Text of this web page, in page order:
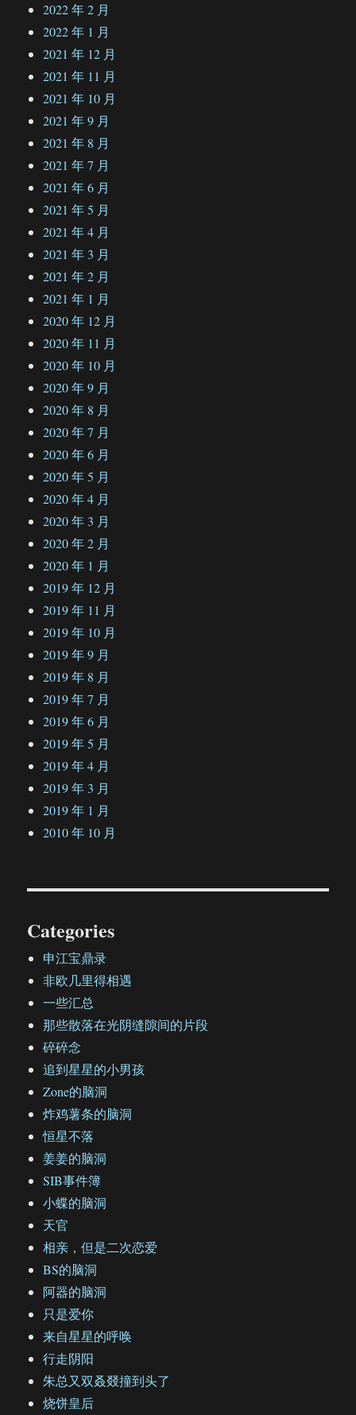
2022 年 2 月
2022 年 1 月
2021 年 12 月
2021 年 11 月
2021 年 10 月
2021 年 9 月
2021 年 8 月
2021 年 7 月
2021 年 6 月
2021 年 5 月
2021 年 4 月
2021 年 3 月
2021 年 2 月
2021 年 1 月
2020 年 12 月
2020 年 11 月
2020 年 10 月
2020 年 9 月
2020 年 8 月
2020 年 7 月
2020 年 6 月
2020 年 5 月
2020 年 4 月
2020 年 3 月
2020 年 2 月
2020 年 1 月
2019 年 12 月
2019 年 11 月
2019 年 10 月
2019 年 9 月
2019 年 8 月
2019 年 7 月
2019 年 6 月
2019 年 5 月
2019 年 4 月
2019 年 3 月
2019 年 1 月
2010 年 10 月
Categories
申江宝鼎录
非欧几里得相遇
一些汇总
那些散落在光阴缝隙间的片段
碎碎念
追到星星的小男孩
Zone的脑洞
炸鸡薯条的脑洞
恒星不落
姜姜的脑洞
SIB事件簿
小蝶的脑洞
天官
相亲，但是二次恋爱
BS的脑洞
阿器的脑洞
只是爱你
来自星星的呼唤
行走阴阳
朱总又双叒叕撞到头了
烧饼皇后